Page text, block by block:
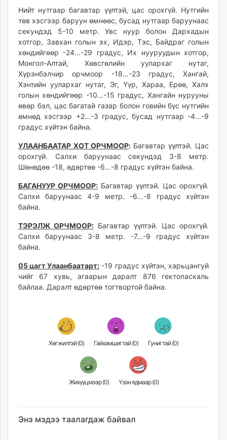
ergelt.mn
zarig.mn
today.mn
zuv.mn
mminfo.mn
ugluu.mn
urlag.mn
unen.mn
asu.mn
shudarga.mn
shuurhai.mn
unuudur.mn
isee.mn
mglradio.com
fact.mn
itoim.mn
shuum.mn
times.mn
mass.mn
unegui.mn
unread.today
Нийт нутгаар багавтар үүлтэй, цас орохгүй. Нутгийн
төв хэсгээр баруун өмнөөс, бусад нутгаар баруунаас
секундэд 5-10 метр.
Увс нуур болон Дархадын
хотгор, Завхан голын эх, Идэр, Тэс, Байдраг голын
хөндийгөөр -24…-29 градус, Их нууруудын хотгор,
Монгол-Алтай, Хөвсгөлийн уулархаг нутаг,
Хүрэнбэлчир орчмоор -18…-23 градус, Хангай,
Хэнтийн уулархаг нутаг, Эг, Үүр, Хараа, Ерөө, Халх
голын хөндийгөөр -10…-15 градус, Хангайн нурууны
өвөр бэл, цас багатай газар болон говийн бүс нутгийн
өмнөд хэсгээр +2...-3 градус, бусад нутгаар -4...-9
градус хүйтэн байна.
УЛААНБААТАР ХОТ ОРЧМООР: Багавтар үүлтэй. Цас
орохгүй. Салхи баруунаас секундэд 3-8 метр.
Шөнөдөө -18, өдөртөө -6…-8 градус хүйтэн байна.
БАГАНУУР ОРЧМООР: Багавтар үүлтэй. Цас орохгүй.
Салхи баруунаас 4-9 метр. -6…-8 градус хүйтэн
байна.
ТЭРЭЛЖ ОРЧМООР: Багавтар үүлтэй. Цас орохгүй.
Салхи баруунаас 3-8 метр. -7…-9 градус хүйтэн
байна.
05 цагт Улаанбаатарт: -19 градус хүйтэн, харьцангуй
чийг 67 хувь, агаарын даралт 876 гектопаскаль
байлаа. Даралт өдөртөө тогтвортой байна.
Хөгжилтэй (0) Гайхамшигтай (0) Гунигтай (0)
Жихүүцмээр (0) Үзэн ядмаар (0)
Энэ мэдээ таалагдаж байвал